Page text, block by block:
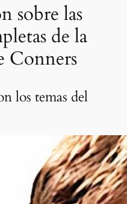
sobre las
de la
Conners
los temas del